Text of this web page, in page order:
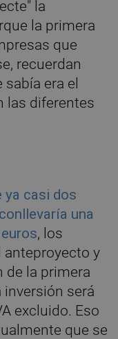
la
la primera
que
recuerdan
era el
las diferentes
ya casi dos
una
, los
anteproyecto y
de la primera
inversión será
excluido. Eso
que se